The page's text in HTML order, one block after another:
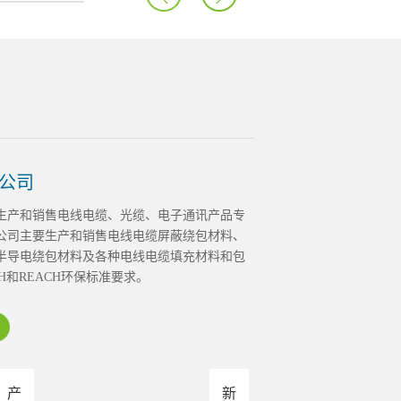
司
产和销售电线电缆、光缆、电子通讯产品专
主要生产和销售电线电缆屏蔽绕包材料、
导电绕包材料及各种电线电缆填充材料和包
REACH环保标准要求。
产
新